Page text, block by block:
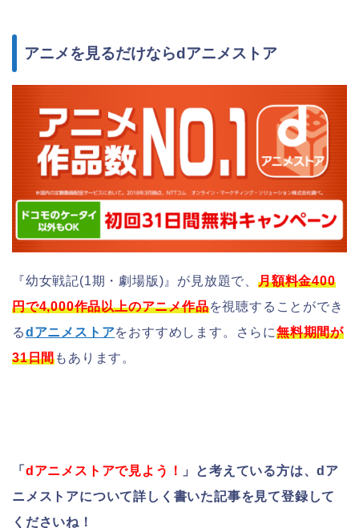
アニメを見るだけならdアニメストア
『幼女戦記(1期・劇場版)』が見放題で、月額料金400
円で4,000作品以上のアニメ作品を視聴することができ
るdアニメストアをおすすめします。さらに無料期間が
31日間もあります。
「 dアニメストアで見よう！
」と考えている方は、dア
ニメストアについて詳しく書いた記事を見て登録して
くださいね！